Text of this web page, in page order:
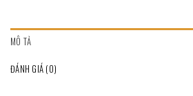
MÔ TẢ
ĐÁNH GIÁ (0)